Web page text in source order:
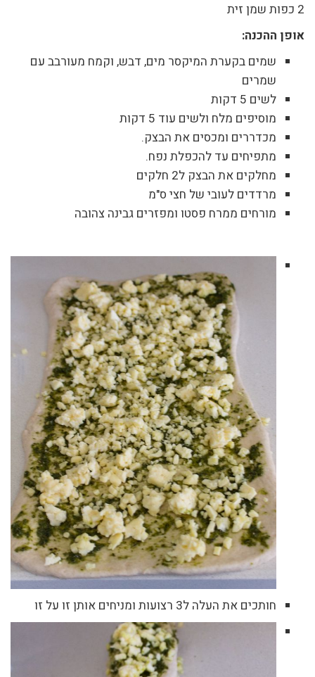
2 כפות שמן זית
אופן ההכנה:
שמים בקערת המיקסר מים, דבש, וקמח מעורבב עם
שמרים
לשים 5 דקות
מוסיפים מלח ולשים עוד 5 דקות
מכדררים ומכסים את הבצק.
מתפיחים עד להכפלת נפח.
מחלקים את הבצק ל2 חלקים
מרדדים לעובי של חצי ס"מ
מורחים ממרח פסטו ומפזרים גבינה צהובה
חותכים את העלה ל3 רצועות ומניחים אותן זו על זו